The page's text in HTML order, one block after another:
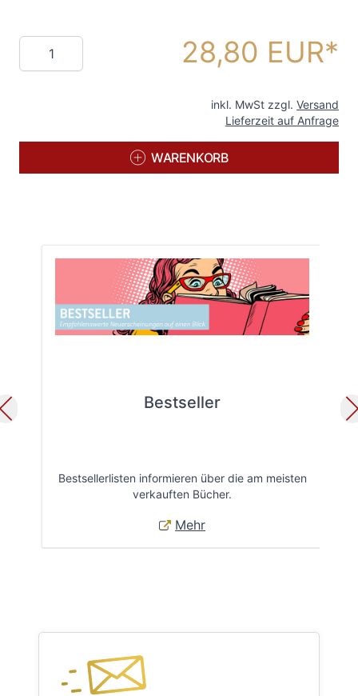
Menge 28,80 EUR
inkl. MwSt zzgl. Versand
Lieferzeit auf Anfrage
WARENKORB
Bestseller
Bestsellerlisten informieren über die am meisten
verkauften Bücher.
Mehr